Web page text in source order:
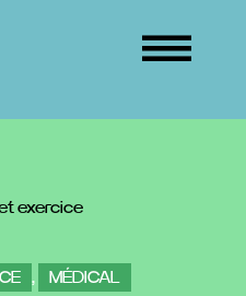
exercice
, MÉDICAL